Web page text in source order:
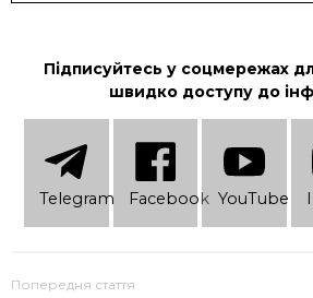
Підписуйтесь у соцмережах
швидко доступу до
Telеgram Facebook YouTube
Попередня стаття